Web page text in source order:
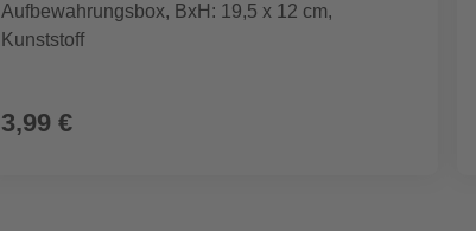
Aufbewahrungsbox, BxH: 19,5 x 12 cm,
Kunststoff
3,99 €